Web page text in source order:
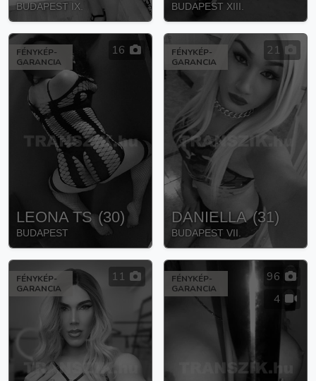
BUDAPEST IX. BUDAPEST XIII.
FÉNYKÉP-
GARANCIA
16
LEONA TS (30)
BUDAPEST
FÉNYKÉP-
GARANCIA
21
DANIELLA (31)
BUDAPEST VII.
FÉNYKÉP-
GARANCIA
11
FÉNYKÉP-
GARANCIA
96
4